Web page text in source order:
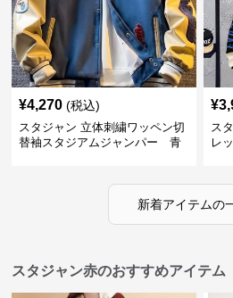
¥4,270 (税込)
スタジャン 立体刺繍ワッペン切
替袖スタジアムジャンパー 青
¥
ス
レ
新着アイテムの
スタジャン赤のおすすめアイテム